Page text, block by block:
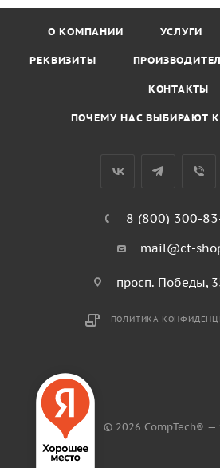
О КОМПАНИИ УСЛУГИ
РЕКВИЗИТЫ
КОНТАКТЫ
ПОЧЕМУ НАС ВЫБИРАЮТ
8 (800) 300-
mail@ct-
просп. Победы,
ПОЛИТИКА
© 2026 CompTech® —